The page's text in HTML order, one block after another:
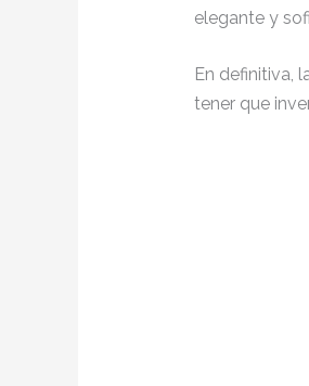
elegante y
En definitiva,
tener que